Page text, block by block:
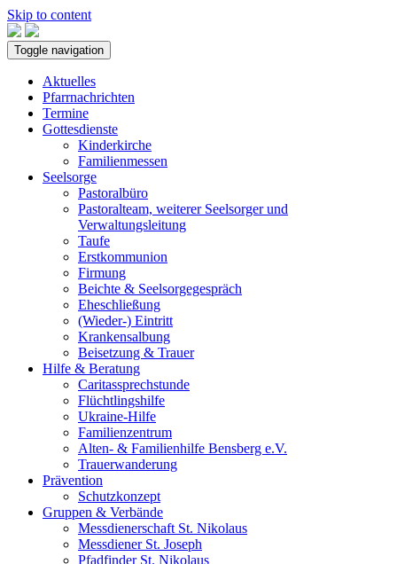
Skip to content
Toggle navigation
Aktuelles
Pfarrnachrichten
Termine
Gottesdienste
Kinderkirche
Familienmessen
Seelsorge
Pastoralbüro
Pastoralteam, weiterer Seelsorger und
Verwaltungsleitung
Taufe
Erstkommunion
Firmung
Beichte & Seelsorgegespräch
Eheschließung
(Wieder-) Eintritt
Krankensalbung
Beisetzung & Trauer
Hilfe & Beratung
Caritassprechstunde
Flüchtlingshilfe
Ukraine-Hilfe
Familienzentrum
Alten- & Familienhilfe Bensberg e.V.
Trauerwanderung
Prävention
Schutzkonzept
Gruppen & Verbände
Messdienerschaft St. Nikolaus
Messdiener St. Joseph
Pfadfinder St. Nikolaus